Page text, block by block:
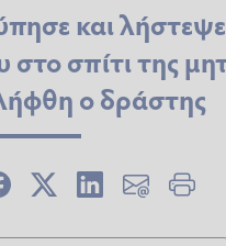
και
στο σπίτι της
ο δράστης